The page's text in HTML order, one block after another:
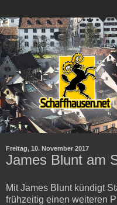
Freitag, 10. November 2017
James Blunt am
Mit James Blunt kündigt
frühzeitig einen weiteren